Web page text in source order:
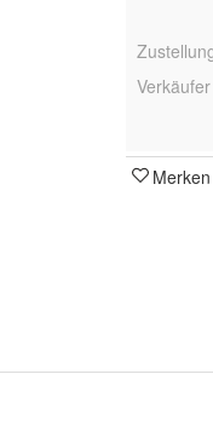
Verkäufer
Merken